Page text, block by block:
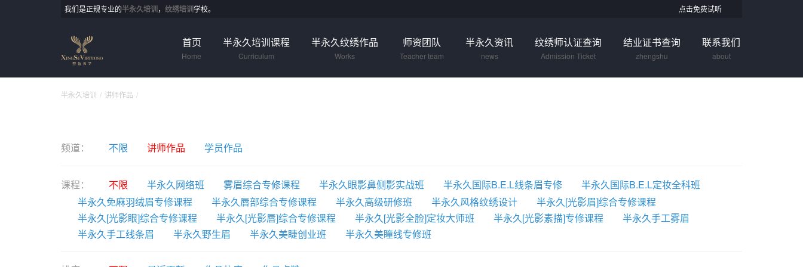
我们是正规专业的半永久培训， 纹绣培训学校。 点击免费试听
首页
Home
半永久培训课程
Curriculum
半永久纹绣作品
Works
师资团队
Teacher team
半永久资讯
news
纹绣师认证查询
Admission Ticket
结业证书查询
zhengshu
联系我们
about
半永久培训 讲师作品
频道： 不限 讲师作品 学员作品
课程： 不限 半永久网络班 雾眉综合专修课程 半永久眼影鼻侧影实战班 半永久国际B.E.L线条眉专修
半永久国际B.E.L定妆全科班
半永久免麻羽绒眉专修课程
半永久唇部综合专修课程 半永久高级研修班 半永久风格纹绣设计
半永久[光影眉]综合专修课程
半永久[光影眼]综合专修课程
半永久[光影唇]综合专修课程 半永久[光影全脸]定妆大师班 半永久[光影素描]专修课程
半永久手工雾眉
半永久手工线条眉
半永久野生眉 半永久美睫创业班 半永久美瞳线专修班